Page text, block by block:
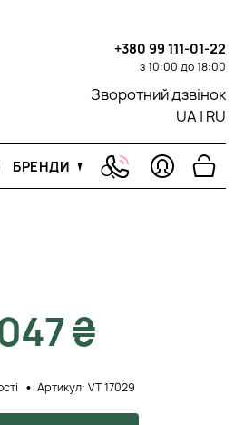
+380 99 111-01-22
з 10:00 до 18:00
Зворотний дзвінок
UA | RU
БРЕНДИ
₴
Артикул: VТ 17029